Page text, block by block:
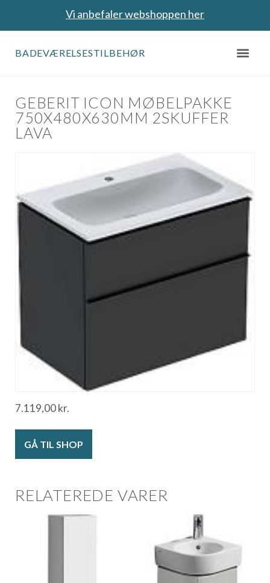
Vi anbefaler webshoppen her
BADEVÆRELSESTILBEHØR
GEBERIT ICON MØBELPAKKE
750X480X630MM 2SKUFFER
LAVA
7.119,00kr.
GÅ TIL SHOP
RELATEREDE VARER